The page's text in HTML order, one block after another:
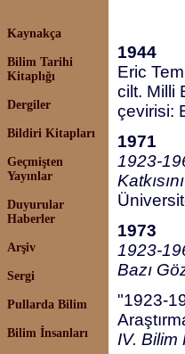
Kaynakça
Bilim Tarihi
Kitaplığı
Dergiler
Bildiri Kitapları
Geçmişten
Yayınlar
Duyurular
Haberler
Arşiv
Sergi
Pullarda Bilim
Bilim İnsanları
1944
Eric
cilt. Milli
çevirisi:
1971
1923-
1973
1923-
Bazı
"1923-
IV. Bilim